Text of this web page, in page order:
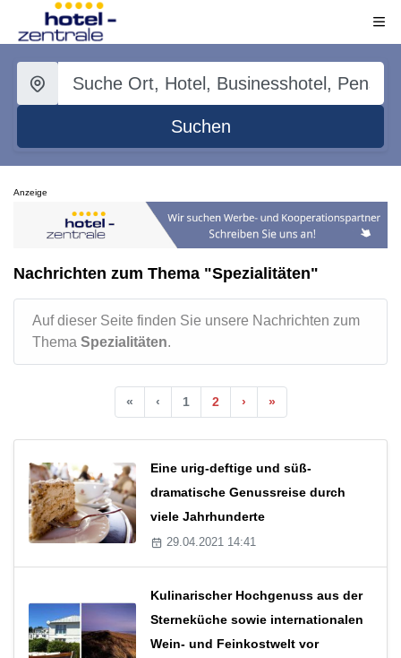
Suchen
Anzeige
Nachrichten zum Thema "Spezialitäten"
Auf dieser Seite finden Sie unsere Nachrichten zum
Thema Spezialitäten.
« ‹ 1 2 › »
Eine urig-deftige und süß-
dramatische Genussreise durch
viele Jahrhunderte
29.04.2021 14:41
Kulinarischer Hochgenuss aus der
Sterneküche sowie internationalen
Wein- und Feinkostwelt vor